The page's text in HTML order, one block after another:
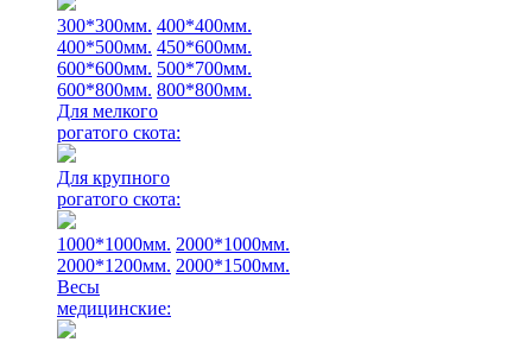
300*300мм. 400*400мм.
400*500мм. 450*600мм.
600*600мм. 500*700мм.
600*800мм. 800*800мм.
Для мелкого
рогатого скота:
Для крупного
рогатого скота:
1000*1000мм. 2000*1000мм.
2000*1200мм. 2000*1500мм.
Весы
медицинские: